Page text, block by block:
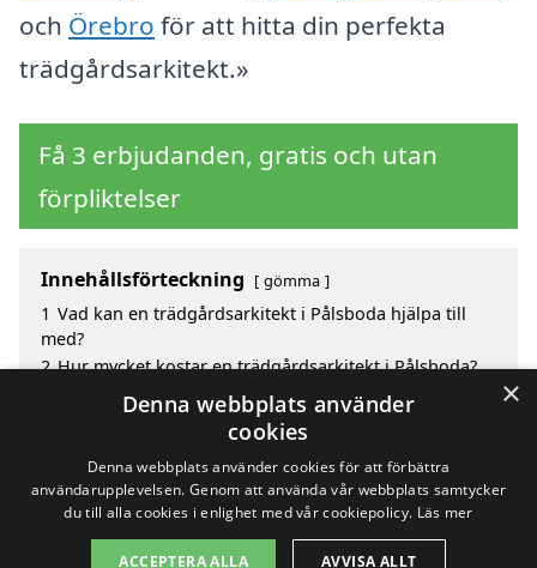
och Örebro för att hitta din perfekta
trädgårdsarkitekt.»
Få 3 erbjudanden, gratis och utan
förpliktelser
Innehållsförteckning gömma
1 Vad kan en trädgårdsarkitekt i Pålsboda hjälpa till
med?
2 Hur mycket kostar en trädgårdsarkitekt i Pålsboda?
Fördelar med att välja trädgårdsarkitekt i Pålsboda
Sök efter en skicklig trädgårdsarkitekt i de
omgivande städerna Pålsboda
Copyright 2026 - Pilanto Aps
×
Denna webbplats använder
cookies
Denna webbplats använder cookies för att förbättra
användarupplevelsen. Genom att använda vår webbplats samtycker
du till alla cookies i enlighet med vår cookiepolicy. Läs mer
ACCEPTERA ALLA AVVISA ALLT